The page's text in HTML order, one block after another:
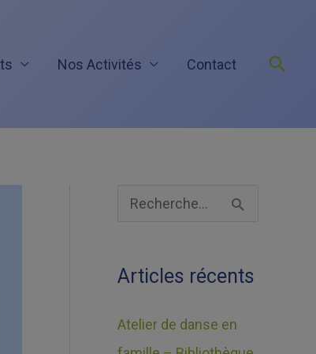
Nos Activités Contact
c
e
r
Articles récents
Atelier de danse en
h